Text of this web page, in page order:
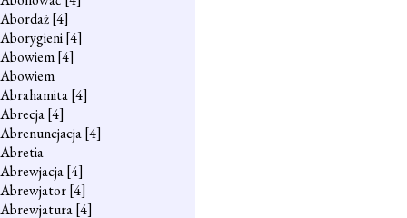
Abordaż[4]
Aborygieni[4]
Abowiem[4]
Abowiem
Abrahamita[4]
Abrecja[4]
Abrenuncjacja[4]
Abretia
Abrewjacja[4]
Abrewjator[4]
Abrewjatura[4]